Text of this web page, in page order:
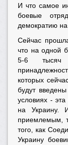
И что самое
боевые
демократию на
Сейчас
что на одной
5-6 тысяч
которых
будут
условиях -
на Украину.
приемлемым,
того, как
Украину